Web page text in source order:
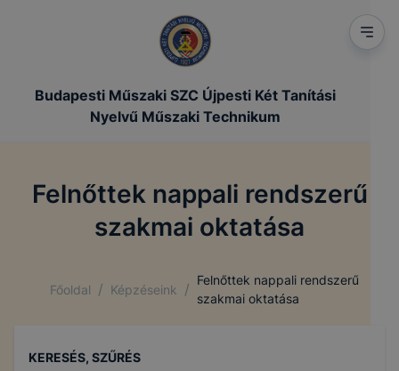
Budapesti Műszaki SZC Újpesti Két Tanítási
Nyelvű Műszaki Technikum
Felnőttek nappali rendszerű
szakmai oktatása
Főoldal / Képzéseink /
Felnőttek nappali rendszerű
szakmai oktatása
KERESÉS, SZŰRÉS